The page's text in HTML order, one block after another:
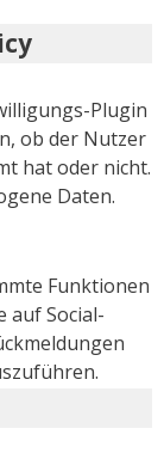
Plugin
ob der Nutzer
hat oder nicht.
Daten.
Funktionen
auf Social-